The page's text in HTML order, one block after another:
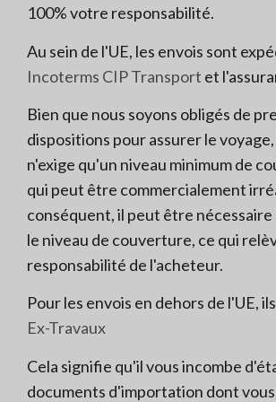
100% votre responsabilité.
Au sein de l'UE, les envois sont
Incoterms CIP Transport et
Bien que nous soyons obligés de
dispositions pour assurer le
n'exige qu'un niveau minimum de
qui peut être commercialement
conséquent, il peut être
le niveau de couverture, ce qui
responsabilité de l'acheteur.
Pour les envois en dehors de l'UE,
Ex-Travaux
Cela signifie qu'il vous incombe
documents d'importation dont vous